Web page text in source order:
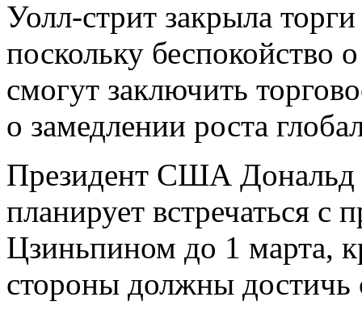
Уолл-стрит закрыла
поскольку
смогут заключить
о замедлении роста
Президент США Дональд
планирует встречаться с
Цзиньпином до 1 марта,
стороны должны достичь